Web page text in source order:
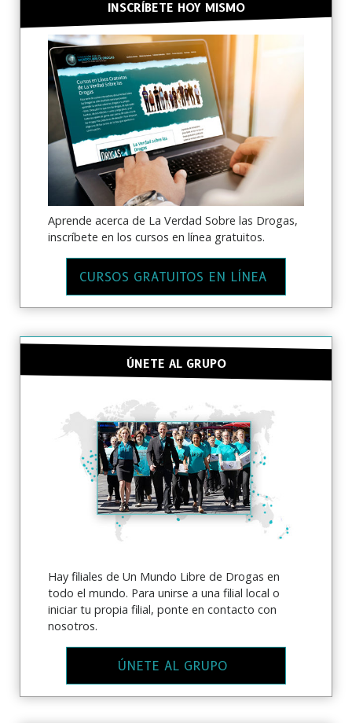
INSCRÍBETE HOY MISMO
Aprende acerca de La Verdad Sobre las Drogas,
inscríbete en los cursos en línea gratuitos.
CURSOS GRATUITOS EN LÍNEA
ÚNETE AL GRUPO
Hay filiales de Un Mundo Libre de Drogas en
todo el mundo. Para unirse a una filial local o
iniciar tu propia filial, ponte en contacto con
nosotros.
ÚNETE AL GRUPO